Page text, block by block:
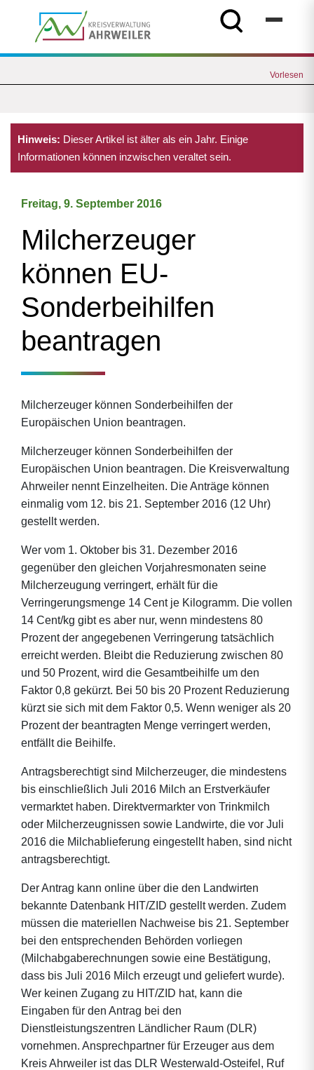
Vorlesen
Hinweis: Dieser Artikel ist älter als ein Jahr. Einige
Informationen können inzwischen veraltet sein.
Freitag, 9. September 2016
Milcherzeuger
können EU-
Sonderbeihilfen
beantragen
Milcherzeuger können Sonderbeihilfen der
Europäischen Union beantragen.
Milcherzeuger können Sonderbeihilfen der
Europäischen Union beantragen. Die Kreisverwaltung
Ahrweiler nennt Einzelheiten. Die Anträge können
einmalig vom 12. bis 21. September 2016 (12 Uhr)
gestellt werden.
Wer vom 1. Oktober bis 31. Dezember 2016
gegenüber den gleichen Vorjahresmonaten seine
Milcherzeugung verringert, erhält für die
Verringerungsmenge 14 Cent je Kilogramm. Die vollen
14 Cent/kg gibt es aber nur, wenn mindestens 80
Prozent der angegebenen Verringerung tatsächlich
erreicht werden. Bleibt die Reduzierung zwischen 80
und 50 Prozent, wird die Gesamtbeihilfe um den
Faktor 0,8 gekürzt. Bei 50 bis 20 Prozent Reduzierung
kürzt sie sich mit dem Faktor 0,5. Wenn weniger als 20
Prozent der beantragten Menge verringert werden,
entfällt die Beihilfe.
Antragsberechtigt sind Milcherzeuger, die mindestens
bis einschließlich Juli 2016 Milch an Erstverkäufer
vermarktet haben. Direktvermarkter von Trinkmilch
oder Milcherzeugnissen sowie Landwirte, die vor Juli
2016 die Milchablieferung eingestellt haben, sind nicht
antragsberechtigt.
Der Antrag kann online über die den Landwirten
bekannte Datenbank HIT/ZID gestellt werden. Zudem
müssen die materiellen Nachweise bis 21. September
bei den entsprechenden Behörden vorliegen
(Milchabgaberechnungen sowie eine Bestätigung,
dass bis Juli 2016 Milch erzeugt und geliefert wurde).
Wer keinen Zugang zu HIT/ZID hat, kann die
Eingaben für den Antrag bei den
Dienstleistungszentren Ländlicher Raum (DLR)
vornehmen. Ansprechpartner für Erzeuger aus dem
Kreis Ahrweiler ist das DLR Westerwald-Osteifel, Ruf